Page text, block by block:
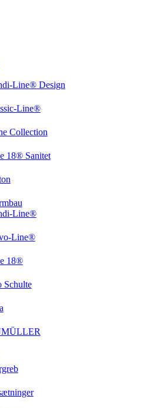
Line® Design
Line®
Collection
18® Sanitet
Line®
Line®
18®
Schulte